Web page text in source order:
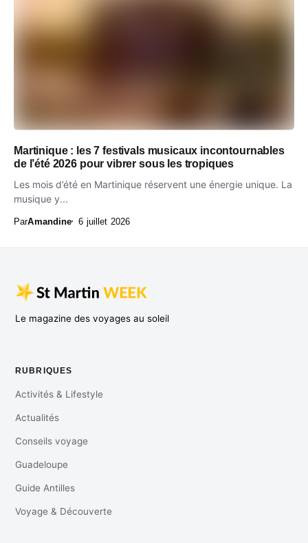
Martinique : les 7 festivals musicaux incontournables
de l’été 2026 pour vibrer sous les tropiques
Les mois d’été en Martinique réservent une énergie unique. La
musique y...
ParAmandine 6 juillet 2026
Le magazine des voyages au soleil
RUBRIQUES
Activités & Lifestyle
Actualités
Conseils voyage
Guadeloupe
Guide Antilles
Voyage & Découverte